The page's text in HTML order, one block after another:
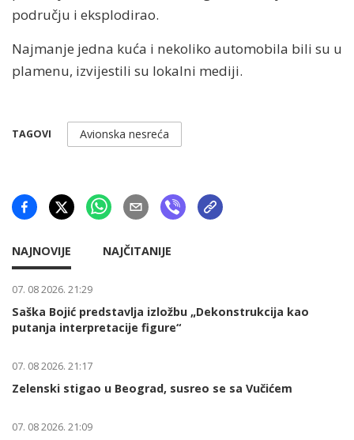
području i eksplodirao.
Najmanje jedna kuća i nekoliko automobila bili su u
plamenu, izvijestili su lokalni mediji.
TAGOVI Avionska nesreća
NAJNOVIJE NAJČITANIJE
07. 08 2026. 21:29
Saška Bojić predstavlja izložbu „Dekonstrukcija kao
putanja interpretacije figure“
07. 08 2026. 21:17
Zelenski stigao u Beograd, susreo se sa Vučićem
07. 08 2026. 21:09